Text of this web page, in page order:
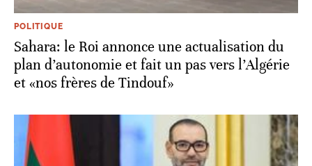
POLITIQUE
Sahara: le Roi annonce une actualisation du
plan d’autonomie et fait un pas vers l’Algérie
et «nos frères de Tindouf»